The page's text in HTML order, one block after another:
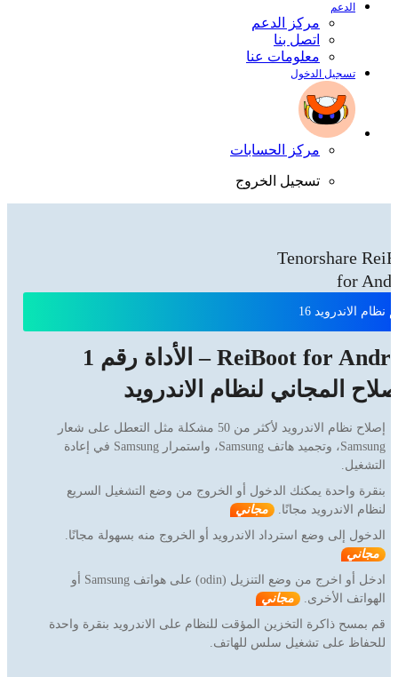
الدعم
مركز الدعم
اتصل بنا
معلومات عنا
تسجيل الدخول
مركز الحسابات
تسجيل الخروج
Tenorshare
for
نظام الاندرويد 16
ReiBoot for Android – الأداة رقم 1
المجاني لنظام الاندرويد
إصلاح نظام الاندرويد لأكثر من 50 مشكلة مثل التعطل على شعار
Samsung، وتجميد هاتف Samsung، واستمرار Samsung في إعادة
التشغيل.
بنقرة واحدة يمكنك الدخول أو الخروج من وضع التشغيل السريع
لنظام الاندرويد مجانًا.
مجاني
الدخول إلى وضع استرداد الاندرويد أو الخروج منه بسهولة مجانًا.
مجاني
ادخل أو اخرج من وضع التنزيل (odin) على هواتف Samsung أو
الهواتف الأخرى.
مجاني
قم بمسح ذاكرة التخزين المؤقت للنظام على الاندرويد بنقرة واحدة
للحفاظ على تشغيل سلس للهاتف.